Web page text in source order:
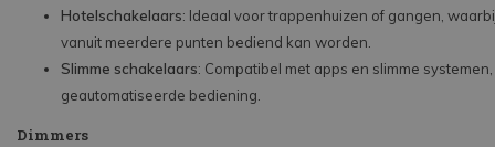
Hotelschakelaars: Ideaal voor trappenhuizen of gangen,
vanuit meerdere punten bediend kan worden.
Slimme schakelaars: Compatibel met apps en slimme
geautomatiseerde bediening.
Dimmers